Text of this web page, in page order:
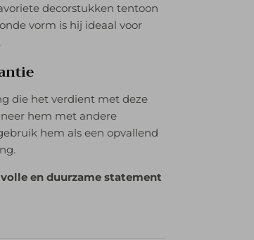
decorstukken tentoon
vorm is hij ideaal voor
die het verdient met deze
hem met andere
hem als een opvallend
en duurzame statement